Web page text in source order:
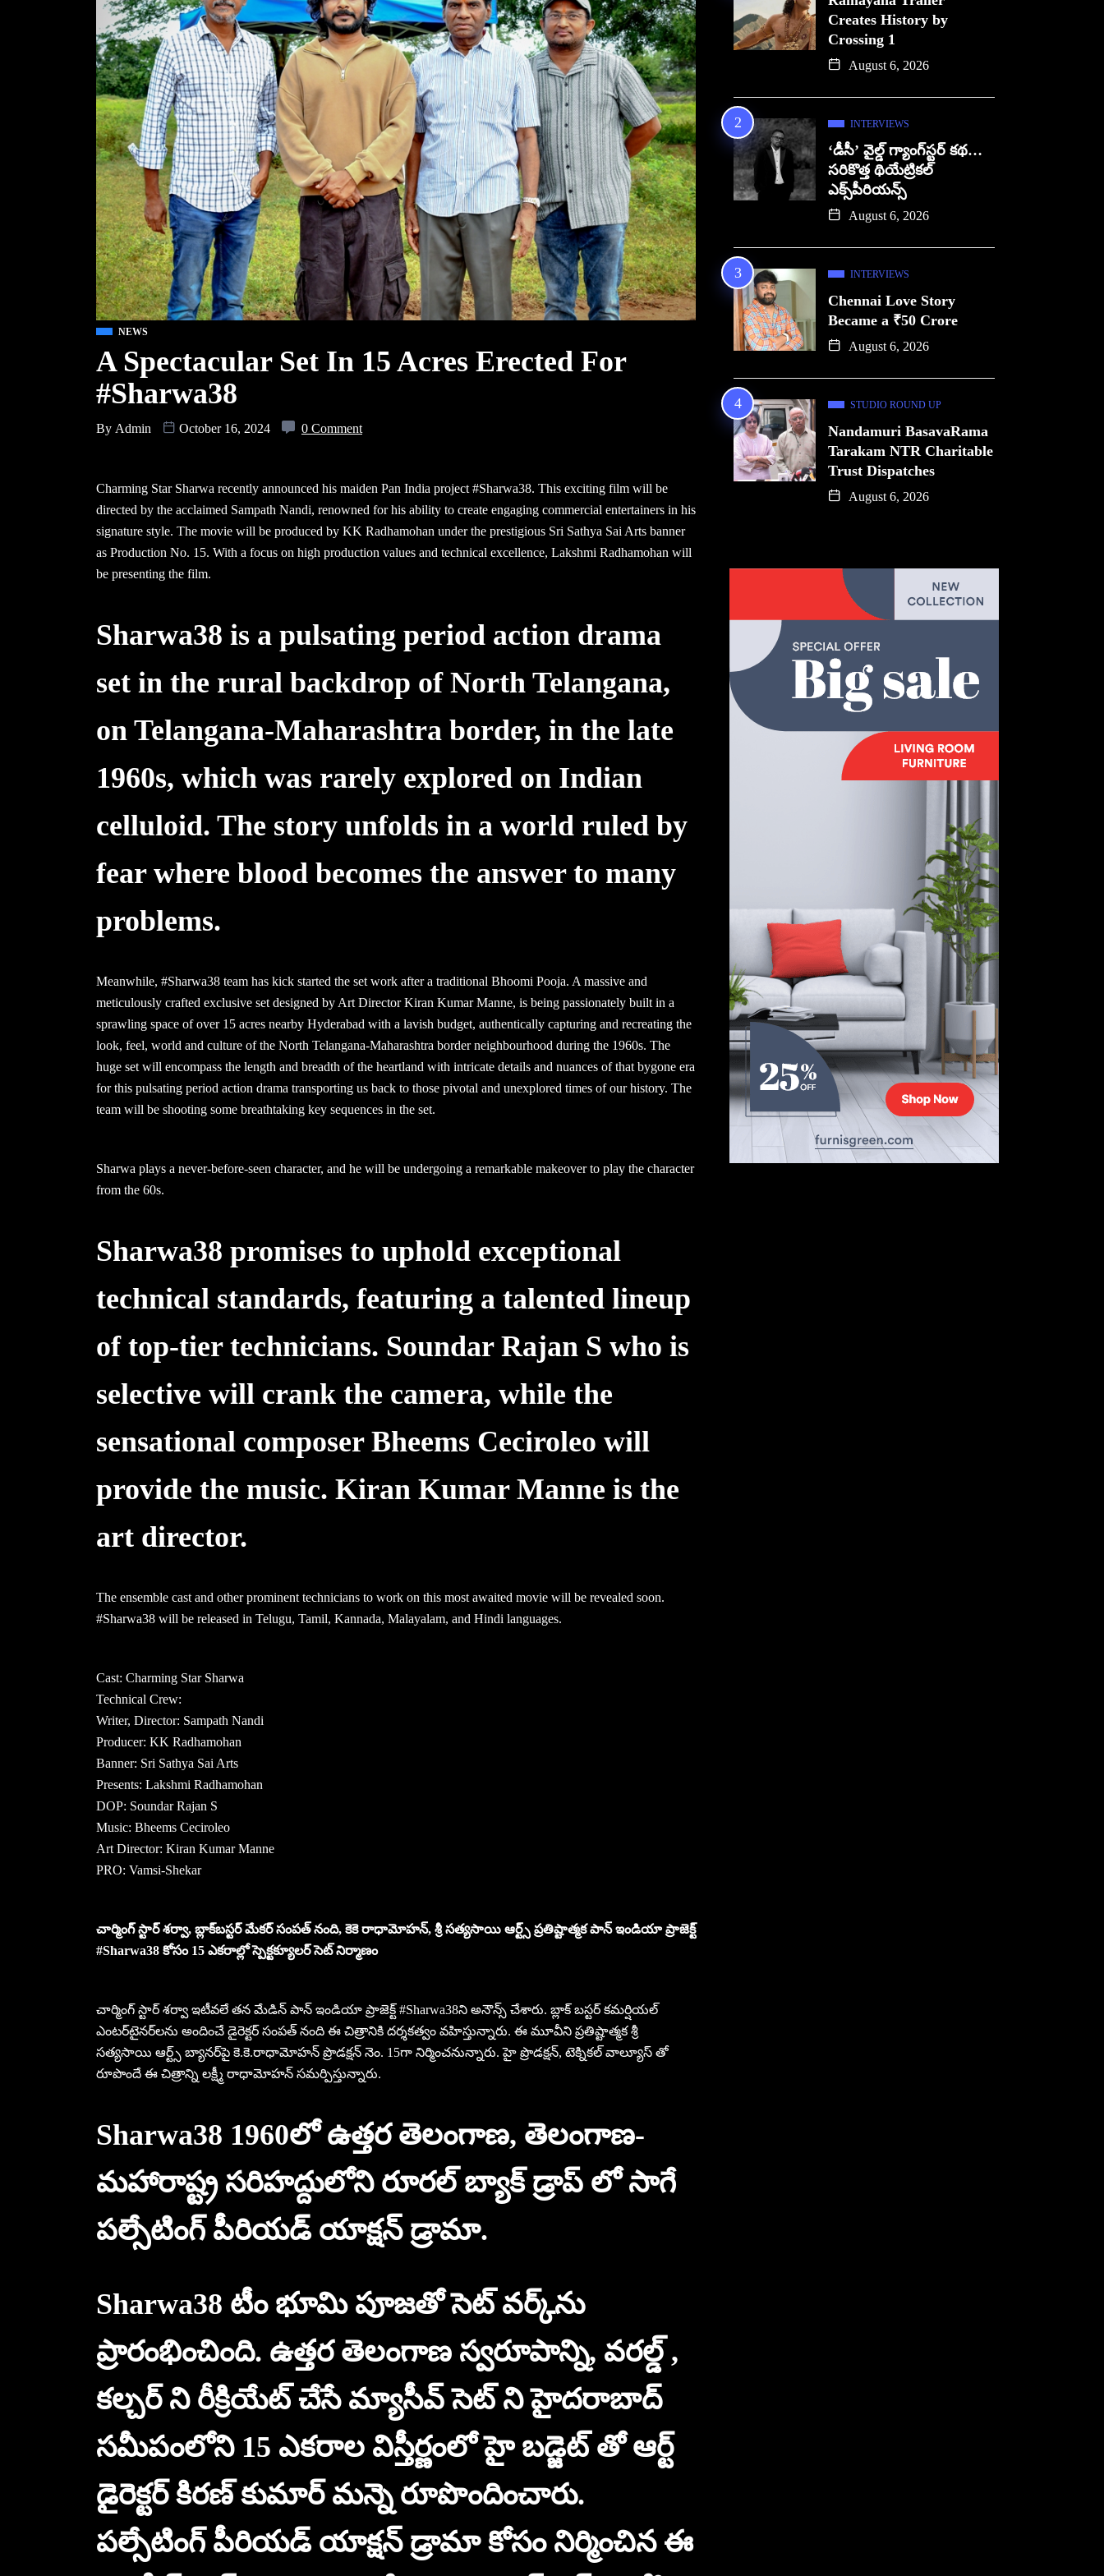
NEWS
A Spectacular Set In 15 Acres Erected For
#Sharwa38
By Admin October 16, 2024 0 Comment
Charming Star Sharwa recently announced his maiden Pan India project #Sharwa38. This exciting film will be
directed by the acclaimed Sampath Nandi, renowned for his ability to create engaging commercial entertainers in his
signature style. The movie will be produced by KK Radhamohan under the prestigious Sri Sathya Sai Arts banner
as Production No. 15. With a focus on high production values and technical excellence, Lakshmi Radhamohan will
be presenting the film.
Sharwa38 is a pulsating period action drama
set in the rural backdrop of North Telangana,
on Telangana-Maharashtra border, in the late
1960s, which was rarely explored on Indian
celluloid. The story unfolds in a world ruled by
fear where blood becomes the answer to many
problems.
Meanwhile, #Sharwa38 team has kick started the set work after a traditional Bhoomi Pooja. A massive and
meticulously crafted exclusive set designed by Art Director Kiran Kumar Manne, is being passionately built in a
sprawling space of over 15 acres nearby Hyderabad with a lavish budget, authentically capturing and recreating the
look, feel, world and culture of the North Telangana-Maharashtra border neighbourhood during the 1960s. The
huge set will encompass the length and breadth of the heartland with intricate details and nuances of that bygone era
for this pulsating period action drama transporting us back to those pivotal and unexplored times of our history. The
team will be shooting some breathtaking key sequences in the set.
Sharwa plays a never-before-seen character, and he will be undergoing a remarkable makeover to play the character
from the 60s.
Sharwa38 promises to uphold exceptional
technical standards, featuring a talented lineup
of top-tier technicians. Soundar Rajan S who is
selective will crank the camera, while the
sensational composer Bheems Ceciroleo will
provide the music. Kiran Kumar Manne is the
art director.
The ensemble cast and other prominent technicians to work on this most awaited movie will be revealed soon.
#Sharwa38 will be released in Telugu, Tamil, Kannada, Malayalam, and Hindi languages.
Cast: Charming Star Sharwa
Technical Crew:
Writer, Director: Sampath Nandi
Producer: KK Radhamohan
Banner: Sri Sathya Sai Arts
Presents: Lakshmi Radhamohan
DOP: Soundar Rajan S
Music: Bheems Ceciroleo
Art Director: Kiran Kumar Manne
PRO: Vamsi-Shekar
చార్మింగ్ స్టార్ శర్వా, బ్లాక్‌బస్టర్ మేకర్ సంపత్ నంది, కెకె రాధామోహన్, శ్రీ సత్యసాయి ఆర్ట్స్ ప్రతిష్టాత్మక పాన్ ఇండియా ప్రాజెక్ట్
#Sharwa38 కోసం 15 ఎకరాల్లో స్పెక్టక్యూలర్ సెట్‌ నిర్మాణం
చార్మింగ్ స్టార్ శర్వా ఇటీవలే తన మేడిన్ పాన్ ఇండియా ప్రాజెక్ట్ #Sharwa38ని అనౌన్స్ చేశారు. బ్లాక్ బస్టర్ కమర్షియల్
ఎంటర్‌టైనర్‌లను అందించే డైరెక్టర్ సంపత్ నంది ఈ చిత్రానికి దర్శకత్వం వహిస్తున్నారు. ఈ మూవీని ప్రతిష్టాత్మక శ్రీ
సత్యసాయి ఆర్ట్స్ బ్యానర్‌పై కె.కె.రాధామోహన్ ప్రొడక్షన్ నెం. 15గా నిర్మించనున్నారు. హై ప్రొడక్షన్, టెక్నికల్ వాల్యూస్ తో
రూపొందే ఈ చిత్రాన్ని లక్ష్మీ రాధామోహన్ సమర్పిస్తున్నారు.
Sharwa38 1960లో ఉత్తర తెలంగాణ, తెలంగాణ-
మహారాష్ట్ర సరిహద్దులోని రూరల్ బ్యాక్ డ్రాప్ లో సాగే
పల్సేటింగ్ పీరియడ్ యాక్షన్ డ్రామా.
Sharwa38 టీం భూమి పూజతో సెట్ వర్క్‌ను
ప్రారంభించింది. ఉత్తర తెలంగాణ స్వరూపాన్ని, వరల్డ్ ,
కల్చర్ ని రీక్రియేట్ చేసే మ్యాసీవ్ సెట్ ని హైదరాబాద్
సమీపంలోని 15 ఎకరాల విస్తీర్ణంలో హై బడ్జెట్ తో ఆర్ట్
డైరెక్టర్ కిరణ్ కుమార్ మన్నె రూపొందించారు.
పల్సేటింగ్ పీరియడ్ యాక్షన్ డ్రామా కోసం నిర్మించిన ఈ
Creates History by
Crossing 1
August 6, 2026
INTERVIEWS
‘డీసీ’ వైల్డ్ గ్యాంగ్‌స్టర్ కథ…
సరికొత్త థియేట్రికల్
ఎక్స్‌పీరియన్స్
August 6, 2026
INTERVIEWS
Chennai Love Story
Became a ₹50 Crore
August 6, 2026
STUDIO ROUND UP
Nandamuri BasavaRama
Tarakam NTR Charitable
Trust Dispatches
August 6, 2026